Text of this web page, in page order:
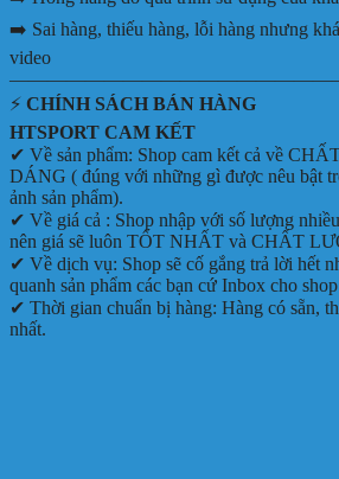
➡️ Sai hàng, thiếu hàng, lỗi hàng nhưng
video
⚡ CHÍNH SÁCH BÁN HÀNG
HTSPORT CAM KẾT
✔ Về sản phẩm: Shop cam kết cả về
DÁNG ( đúng với những gì được nêu bật
ảnh sản phẩm).
✔ Về giá cả : Shop nhập với số lượng
nên giá sẽ luôn TỐT NHẤT và CHẤT
✔ Về dịch vụ: Shop sẽ cố gắng trả lời hết
quanh sản phẩm các bạn cứ Inbox cho shop
✔ Thời gian chuẩn bị hàng: Hàng có sẵn,
nhất.